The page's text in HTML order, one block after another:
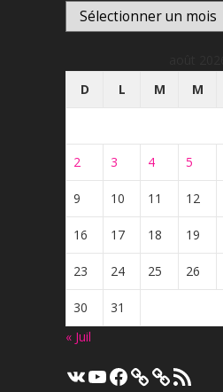
Archives
D
L M M
2 3 4 5
9 10 11 12
16 17 18 19
23 24 25 26
30
31
« Juil
VK YouTube
Facebook Flux
RSS